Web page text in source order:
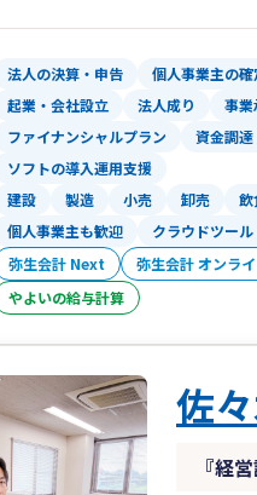
法人の決算・申告 個人事業主の
起業・会社設立
法人成り 事
ファイナンシャルプラン
資金調
ソフトの導入運用支援
建設 製造 小売 卸売 飲
個人事業主も歓迎 クラウドツー
弥生会計 Next 弥生会計 オンラ
やよいの給与計算
佐
『経